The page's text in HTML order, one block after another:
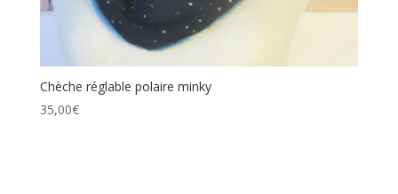
Chèche réglable polaire minky
35,00€